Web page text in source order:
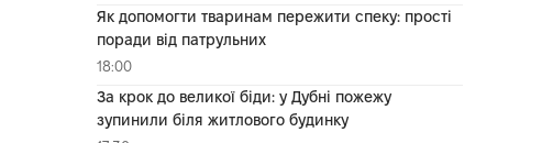
Як допомогти тваринам пережити спеку: прості
поради від патрульних
18:00
За крок до великої біди: у Дубні пожежу
зупинили біля житлового будинку